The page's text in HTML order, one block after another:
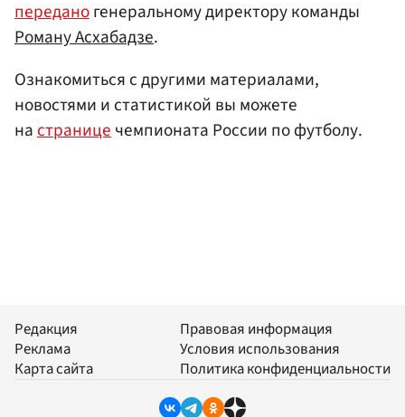
переданогенеральному директору команды
Роману Асхабадзе.
Ознакомиться с другими материалами,
новостями и статистикой вы можете
настраницечемпионата России по футболу.
Редакция
Реклама
Карта сайта
Правовая информация
Условия использования
Политика конфиденциальности